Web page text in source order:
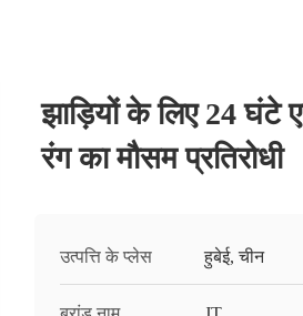
झाड़ियों के लिए 24 घंटे
रंग का मौसम प्रतिरोधी
उत्पत्ति के प्लेस हुबेई, चीन